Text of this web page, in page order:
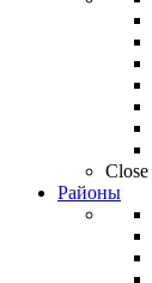
Close
Районы